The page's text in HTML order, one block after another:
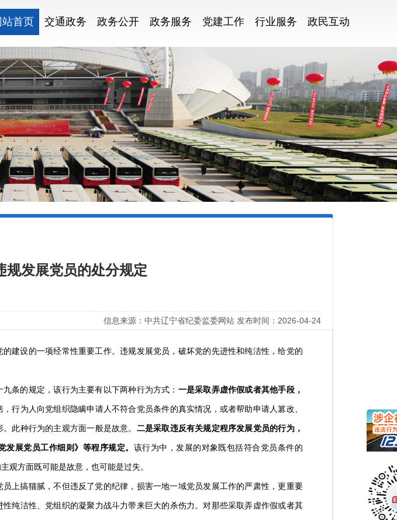
站首页 交通政务 政务公开 政务服务 党建工作 行业服务 政民互动
规发展党员的处分规定
信息来源：中共辽宁省纪委监委网站 发布时间：2026-04-24
设的一项经常性重要工作。违规发展党员，破坏党的先进性和纯洁性，给党的
的规定，该行为主要有以下两种行为方式： 一是采取弄虚作假或者其他手段，
，行为人向党组织隐瞒申请人不符合党员条件的真实情况，或者帮助申请人篡改、
此种行为的主观方面一般是故意。 二是采取违反有关规定程序发展党员的行为，
展党员工作细则》等程序规定。 该行为中，发展的对象既包括符合党员条件的
观方面既可能是故意，也可能是过失。
搞猫腻，不但违反了党的纪律，损害一地一域党员发展工作的严肃性，更重要
纯洁性、党组织的凝聚力战斗力带来巨大的杀伤力。对那些采取弄虚作假或者其